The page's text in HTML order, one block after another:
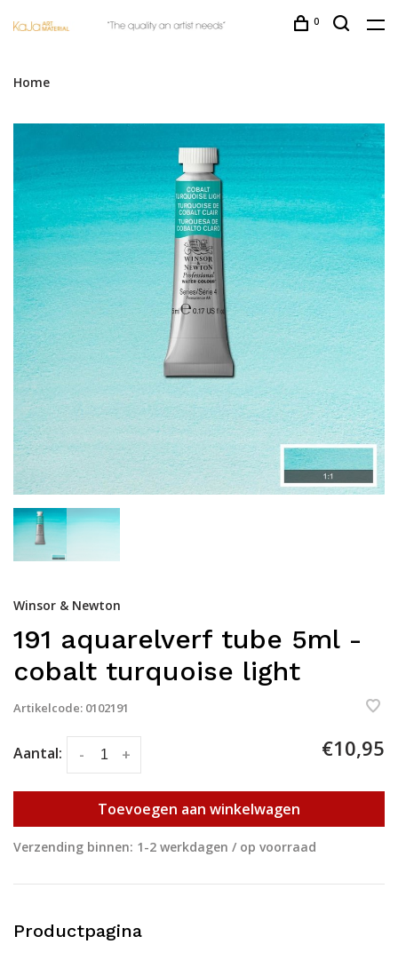
0
Home
Winsor & Newton
191 aquarelverf tube 5ml -
cobalt turquoise light
Artikelcode: 0102191
Aantal: +
- €10,95
Toevoegen aan winkelwagen
Verzending binnen: 1-2 werkdagen / op voorraad
Productpagina